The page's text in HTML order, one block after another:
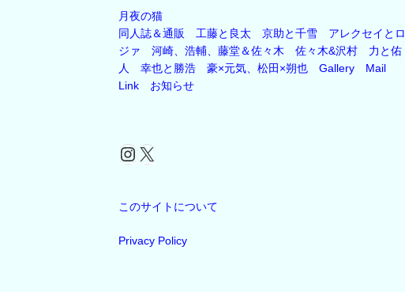
月夜の猫
同人誌＆通販
工藤と良太 京助と千雪
アレクセイとロ
ジァ
河崎、浩輔、藤堂＆佐々木 佐々木&沢村
力と佑
人
幸也と勝浩 豪×元気、松田×朔也 Gallery
Mail
Link
お知らせ
Instagram
X
このサイトについて
Privacy Policy